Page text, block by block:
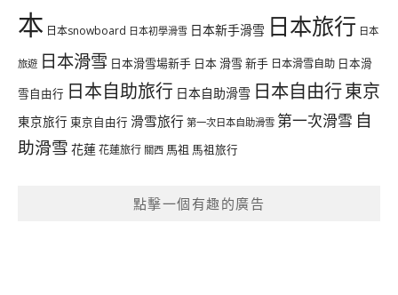
本 日本snowboard 日本初學滑雪 日本新手滑雪 日本旅行 日本
旅遊 日本滑雪 日本滑雪場新手 日本 滑雪 新手 日本滑雪自助 日本滑
雪自由行 日本自助旅行 日本自助滑雪 日本自由行東京
東京旅行 東京自由行 滑雪旅行 第一次日本自助滑雪 第一次滑雪 自
助滑雪 花蓮花蓮旅行 關西 馬祖 馬祖旅行
點擊一個有趣的廣告